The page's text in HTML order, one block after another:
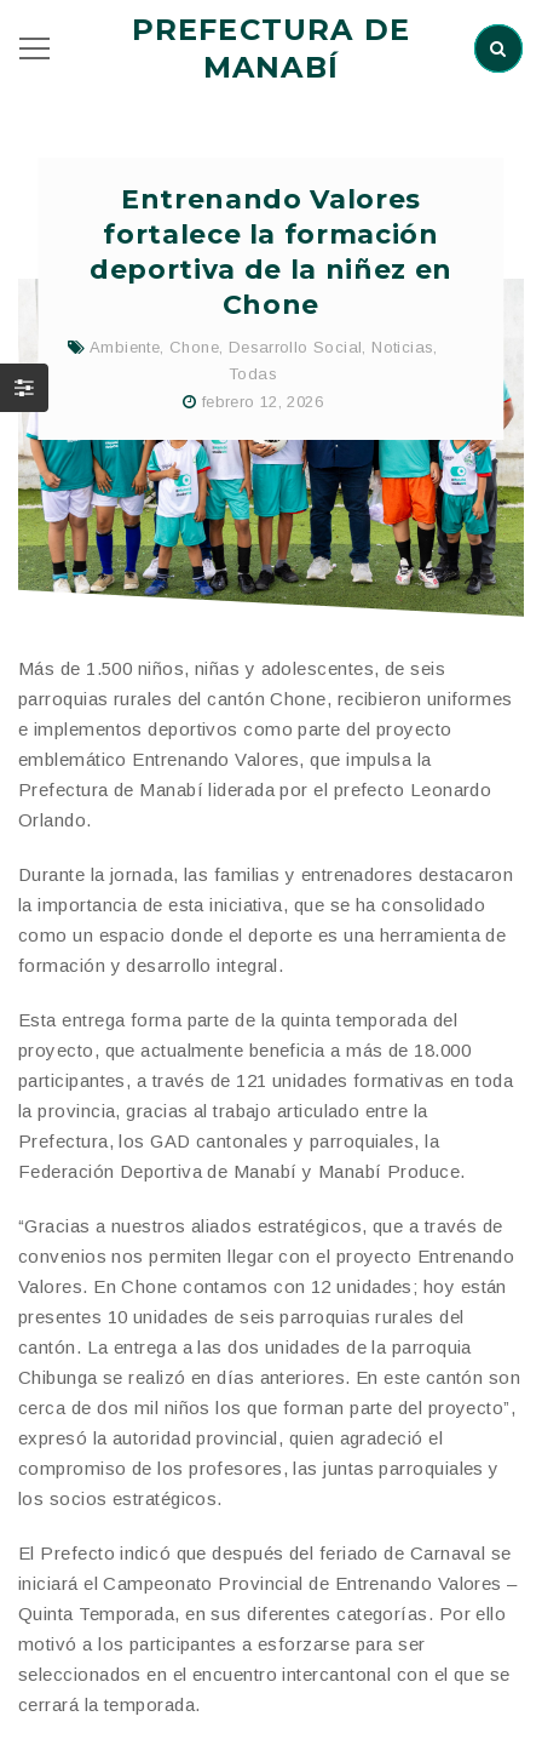
PREFECTURA DE
MANABÍ
Entrenando Valores
fortalece la formación
deportiva de la niñez en
Chone
Ambiente, Chone, Desarrollo Social, Noticias,
Todas
febrero 12, 2026
Más de 1.500 niños, niñas y adolescentes, de seis
parroquias rurales del cantón Chone, recibieron uniformes
e implementos deportivos como parte del proyecto
emblemático Entrenando Valores, que impulsa la
Prefectura de Manabí liderada por el prefecto Leonardo
Orlando.
Durante la jornada, las familias y entrenadores destacaron
la importancia de esta iniciativa, que se ha consolidado
como un espacio donde el deporte es una herramienta de
formación y desarrollo integral.
Esta entrega forma parte de la quinta temporada del
proyecto, que actualmente beneficia a más de 18.000
participantes, a través de 121 unidades formativas en toda
la provincia, gracias al trabajo articulado entre la
Prefectura, los GAD cantonales y parroquiales, la
Federación Deportiva de Manabí y Manabí Produce.
“Gracias a nuestros aliados estratégicos, que a través de
convenios nos permiten llegar con el proyecto Entrenando
Valores. En Chone contamos con 12 unidades; hoy están
presentes 10 unidades de seis parroquias rurales del
cantón. La entrega a las dos unidades de la parroquia
Chibunga se realizó en días anteriores. En este cantón son
cerca de dos mil niños los que forman parte del proyecto”,
expresó la autoridad provincial, quien agradeció el
compromiso de los profesores, las juntas parroquiales y
los socios estratégicos.
El Prefecto indicó que después del feriado de Carnaval se
iniciará el Campeonato Provincial de Entrenando Valores –
Quinta Temporada, en sus diferentes categorías. Por ello
motivó a los participantes a esforzarse para ser
seleccionados en el encuentro intercantonal con el que se
cerrará la temporada.